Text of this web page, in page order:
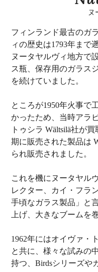
ヌ
フィンランド最古のガ
ィの歴史は1793年まで
ヌータヤルヴィ地方で
ス瓶、保存用のガラス
を続けていました。
ところが1950年火事で
かったため、当時アラ
トゥシラ Wältsilä社が
期に販売された製品は
られ販売されました。
これを機にヌータヤル
レクター、カイ・フラ
手頃なガラス製品」と
上げ、大きなブームを
1962年にはオイヴァ・
と共に、様々な試みの
持つ、Birdsシリーズや